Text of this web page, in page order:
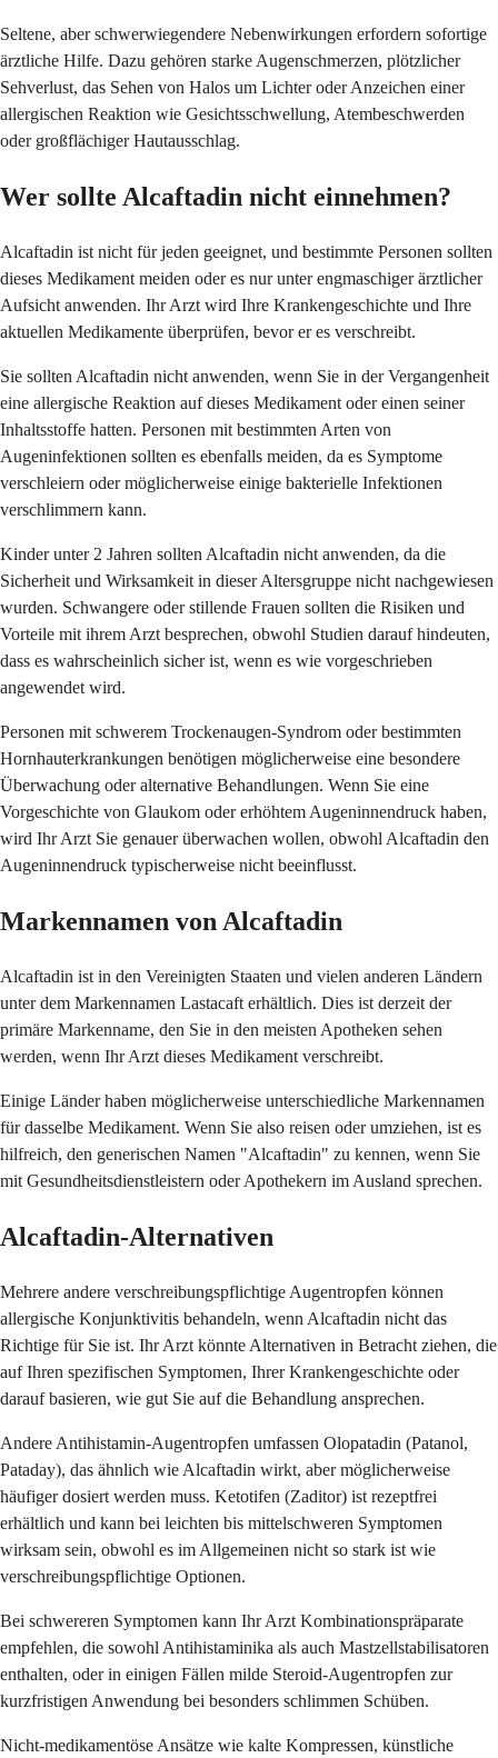
Seltene, aber schwerwiegendere Nebenwirkungen erfordern sofortige
ärztliche Hilfe. Dazu gehören starke Augenschmerzen, plötzlicher
Sehverlust, das Sehen von Halos um Lichter oder Anzeichen einer
allergischen Reaktion wie Gesichtsschwellung, Atembeschwerden
oder großflächiger Hautausschlag.
Wer sollte Alcaftadin nicht einnehmen?
Alcaftadin ist nicht für jeden geeignet, und bestimmte Personen sollten
dieses Medikament meiden oder es nur unter engmaschiger ärztlicher
Aufsicht anwenden. Ihr Arzt wird Ihre Krankengeschichte und Ihre
aktuellen Medikamente überprüfen, bevor er es verschreibt.
Sie sollten Alcaftadin nicht anwenden, wenn Sie in der Vergangenheit
eine allergische Reaktion auf dieses Medikament oder einen seiner
Inhaltsstoffe hatten. Personen mit bestimmten Arten von
Augeninfektionen sollten es ebenfalls meiden, da es Symptome
verschleiern oder möglicherweise einige bakterielle Infektionen
verschlimmern kann.
Kinder unter 2 Jahren sollten Alcaftadin nicht anwenden, da die
Sicherheit und Wirksamkeit in dieser Altersgruppe nicht nachgewiesen
wurden. Schwangere oder stillende Frauen sollten die Risiken und
Vorteile mit ihrem Arzt besprechen, obwohl Studien darauf hindeuten,
dass es wahrscheinlich sicher ist, wenn es wie vorgeschrieben
angewendet wird.
Personen mit schwerem Trockenaugen-Syndrom oder bestimmten
Hornhauterkrankungen benötigen möglicherweise eine besondere
Überwachung oder alternative Behandlungen. Wenn Sie eine
Vorgeschichte von Glaukom oder erhöhtem Augeninnendruck haben,
wird Ihr Arzt Sie genauer überwachen wollen, obwohl Alcaftadin den
Augeninnendruck typischerweise nicht beeinflusst.
Markennamen von Alcaftadin
Alcaftadin ist in den Vereinigten Staaten und vielen anderen Ländern
unter dem Markennamen Lastacaft erhältlich. Dies ist derzeit der
primäre Markenname, den Sie in den meisten Apotheken sehen
werden, wenn Ihr Arzt dieses Medikament verschreibt.
Einige Länder haben möglicherweise unterschiedliche Markennamen
für dasselbe Medikament. Wenn Sie also reisen oder umziehen, ist es
hilfreich, den generischen Namen "Alcaftadin" zu kennen, wenn Sie
mit Gesundheitsdienstleistern oder Apothekern im Ausland sprechen.
Alcaftadin-Alternativen
Mehrere andere verschreibungspflichtige Augentropfen können
allergische Konjunktivitis behandeln, wenn Alcaftadin nicht das
Richtige für Sie ist. Ihr Arzt könnte Alternativen in Betracht ziehen, die
auf Ihren spezifischen Symptomen, Ihrer Krankengeschichte oder
darauf basieren, wie gut Sie auf die Behandlung ansprechen.
Andere Antihistamin-Augentropfen umfassen Olopatadin (Patanol,
Pataday), das ähnlich wie Alcaftadin wirkt, aber möglicherweise
häufiger dosiert werden muss. Ketotifen (Zaditor) ist rezeptfrei
erhältlich und kann bei leichten bis mittelschweren Symptomen
wirksam sein, obwohl es im Allgemeinen nicht so stark ist wie
verschreibungspflichtige Optionen.
Bei schwereren Symptomen kann Ihr Arzt Kombinationspräparate
empfehlen, die sowohl Antihistaminika als auch Mastzellstabilisatoren
enthalten, oder in einigen Fällen milde Steroid-Augentropfen zur
kurzfristigen Anwendung bei besonders schlimmen Schüben.
Nicht-medikamentöse Ansätze wie kalte Kompressen, künstliche